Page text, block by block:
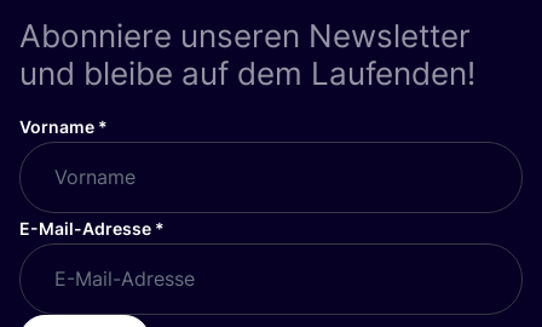
Abonniere unseren Newsletter
und bleibe auf dem Laufenden!
Vorname *
E-Mail-Adresse *